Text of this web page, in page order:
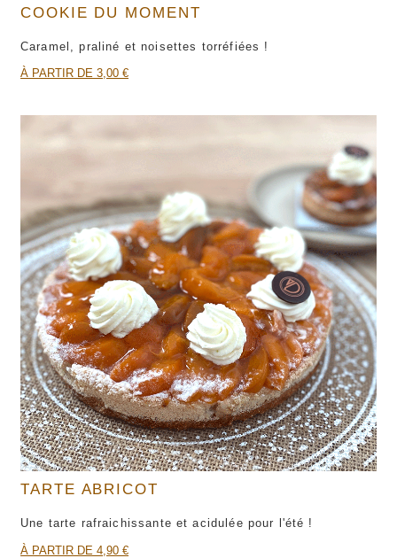
COOKIE DU MOMENT
Caramel, praliné et noisettes torréfiées !
À PARTIR DE 3,00 €
TARTE ABRICOT
Une tarte rafraichissante et acidulée pour l'été !
À PARTIR DE 4,90 €